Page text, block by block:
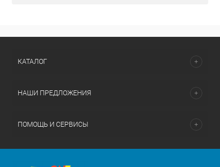
КАТАЛОГ
НАШИ ПРЕДЛОЖЕНИЯ
ПОМОЩЬ И СЕРВИСЫ